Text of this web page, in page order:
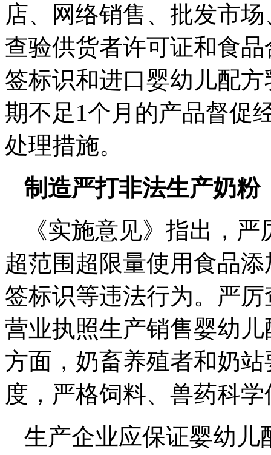
店、网络销售、批发市
查验供货者许可证和食
签标识和进口婴幼儿配
期不足1个月的产品督促
处理措施。
制造严打非法生产奶粉
《实施意见》指出，
超范围超限量使用食品
签标识等违法行为。严
营业执照生产销售婴幼
方面，奶畜养殖者和奶
度，严格饲料、兽药科
生产企业应保证婴幼儿